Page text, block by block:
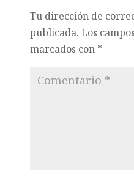
Tu dirección de
publicada. Los
marcados con *